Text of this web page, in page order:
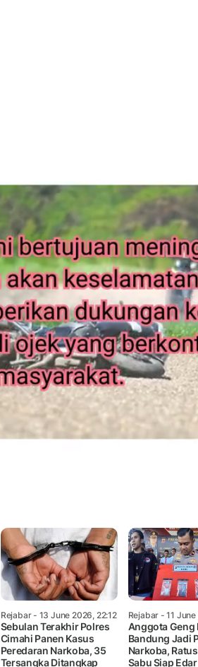
Rejabar- 13 June 2026, 22:12
Sebulan Terakhir Polres
Cimahi Panen Kasus
Peredaran Narkoba, 35
Tersangka Ditangkap
Rejabar - 11 June
Anggota Geng
Bandung Jadi
Narkoba,
Sabu Siap Edar